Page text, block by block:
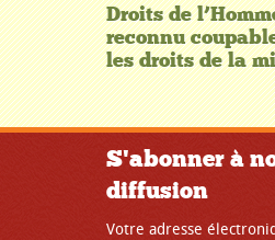
Droits de
reconnu
les droits de la
S'abonner à
diffusion
Votre adresse